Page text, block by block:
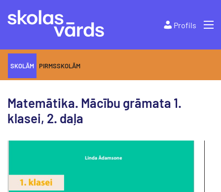
Profils
SKOLĀM PIRMSSKOLĀM
Matemātika. Mācību grāmata 1.
klasei, 2. daļa